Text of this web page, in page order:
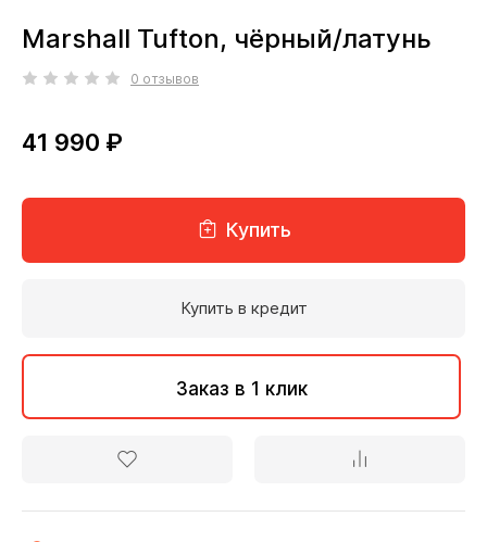
Marshall Tufton, чёрный/латунь
0 отзывов
41 990 ₽
Купить
Купить в кредит
Заказ в 1 клик